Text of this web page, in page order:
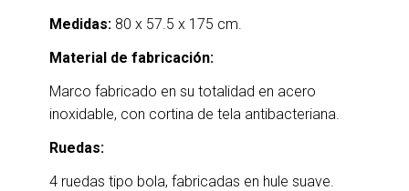
Medidas:80 x 57.5 x 175 cm.
Material de fabricación:
Marco fabricado en su totalidad en acero
inoxidable, con cortina de tela antibacteriana.
Ruedas:
4 ruedas tipo bola, fabricadas en hule suave.